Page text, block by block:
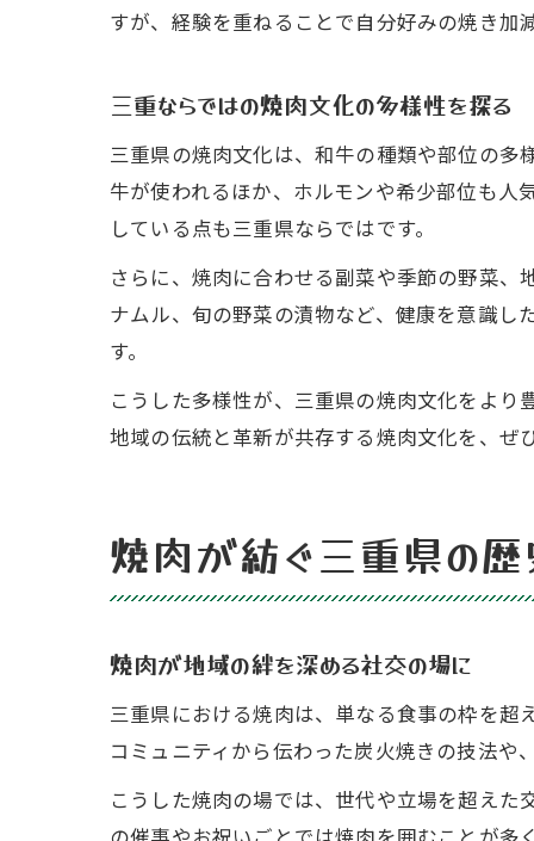
すが、経験を重ねることで自分好みの焼き加
三重ならではの焼肉文化の多様性を探る
三重県の焼肉文化は、和牛の種類や部位の多
牛が使われるほか、ホルモンや希少部位も人
している点も三重県ならではです。
さらに、焼肉に合わせる副菜や季節の野菜
ナムル、旬の野菜の漬物など、健康を意識し
す。
こうした多様性が、三重県の焼肉文化をより
地域の伝統と革新が共存する焼肉文化を、ぜ
焼肉が紡ぐ三重県の
焼肉が地域の絆を深める社交の場に
三重県における焼肉は、単なる食事の枠を
コミュニティから伝わった炭火焼きの技法や
こうした焼肉の場では、世代や立場を超え